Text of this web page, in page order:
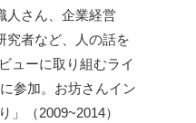
人さん、企業経営
究者など、人の話を
ューに取り組むライ
参加。お坊さんイン
」（2009~2014）